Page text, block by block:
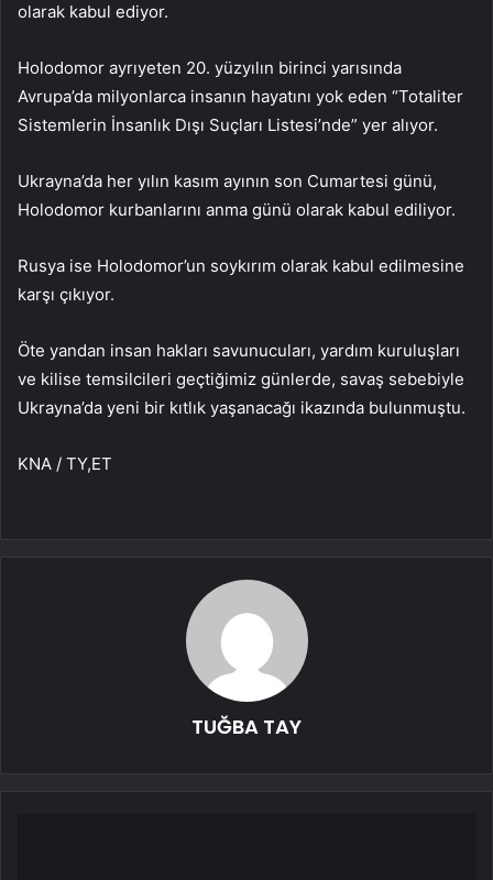
olarak kabul ediyor.
Holodomor ayrıyeten 20. yüzyılın birinci yarısında
Avrupa’da milyonlarca insanın hayatını yok eden “Totaliter
Sistemlerin İnsanlık Dışı Suçları Listesi’nde” yer alıyor.
Ukrayna’da her yılın kasım ayının son Cumartesi günü,
Holodomor kurbanlarını anma günü olarak kabul ediliyor.
Rusya ise Holodomor’un soykırım olarak kabul edilmesine
karşı çıkıyor.
Öte yandan insan hakları savunucuları, yardım kuruluşları
ve kilise temsilcileri geçtiğimiz günlerde, savaş sebebiyle
Ukrayna’da yeni bir kıtlık yaşanacağı ikazında bulunmuştu.
KNA / TY,ET
TUĞBA TAY